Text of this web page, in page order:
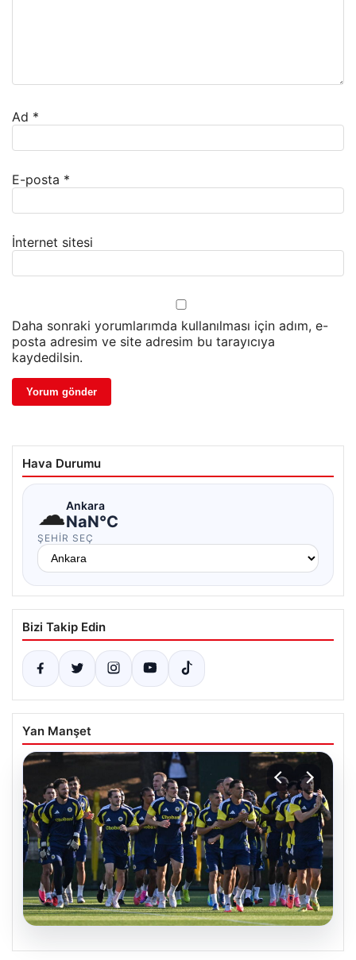
Ad *
E-posta *
İnternet sitesi
Daha sonraki yorumlarımda kullanılması için adım, e-
posta adresim ve site adresim bu tarayıcıya
kaydedilsin.
Hava Durumu
☁Ankara
NaN°C
ŞEHIR SEÇ
Bizi Takip Edin
Yan Manşet
05.08.2026